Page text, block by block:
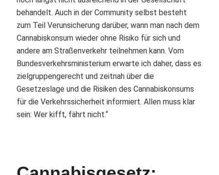
behandelt. Auch in der Community selbst besteht
zum Teil Verunsicherung darüber, wann man nach dem
Cannabiskonsum wieder ohne Risiko für sich und
andere am Straßenverkehr teilnehmen kann. Vom
Bundesverkehrsministerium erwarte ich daher, dass es
zielgruppengerecht und zeitnah über die
Gesetzeslage und die Risiken des Cannabiskonsums
für die Verkehrssicherheit informiert. Allen muss klar
sein: Wer kifft, fährt nicht.“